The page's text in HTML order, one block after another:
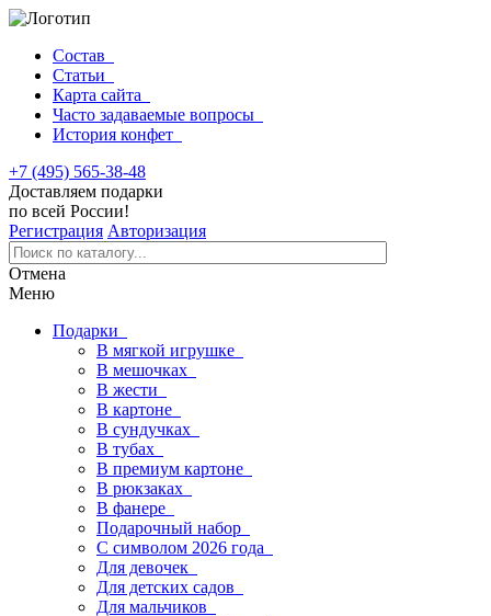
Состав
Статьи
Карта сайта
Часто задаваемые вопросы
История конфет
+7 (495) 565-38-48
Доставляем подарки
по всей России!
Регистрация Авторизация
Отмена
Меню
Подарки
В мягкой игрушке
В мешочках
В жести
В картоне
В сундучках
В тубах
В премиум картоне
В рюкзаках
В фанере
Подарочный набор
С символом 2026 года
Для девочек
Для детских садов
Для мальчиков